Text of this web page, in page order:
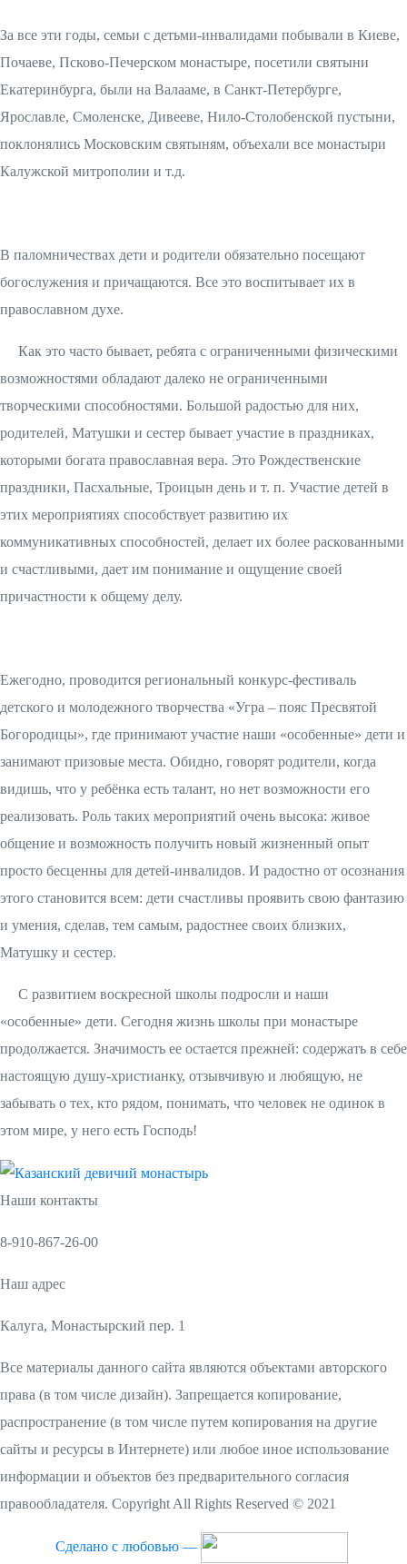
За все эти годы, семьи с детьми-инвалидами побывали в Киеве,
Почаеве, Псково-Печерском монастыре, посетили святыни
Екатеринбурга, были на Валааме, в Санкт-Петербурге,
Ярославле, Смоленске, Дивееве, Нило-Столобенской пустыни,
поклонялись Московским святыням, объехали все монастыри
Калужской митрополии и т.д.
В паломничествах дети и родители обязательно посещают
богослужения и причащаются. Все это воспитывает их в
православном духе.
Как это часто бывает, ребята с ограниченными физическими
возможностями обладают далеко не ограниченными
творческими способностями. Большой радостью для них,
родителей, Матушки и сестер бывает участие в праздниках,
которыми богата православная вера. Это Рождественские
праздники, Пасхальные, Троицын день и т. п. Участие детей в
этих мероприятиях способствует развитию их
коммуникативных способностей, делает их более раскованными
и счастливыми, дает им понимание и ощущение своей
причастности к общему делу.
Ежегодно, проводится региональный конкурс-фестиваль
детского и молодежного творчества «Угра – пояс Пресвятой
Богородицы», где принимают участие наши «особенные» дети и
занимают призовые места. Обидно, говорят родители, когда
видишь, что у ребёнка есть талант, но нет возможности его
реализовать. Роль таких мероприятий очень высока: живое
общение и возможность получить новый жизненный опыт
просто бесценны для детей-инвалидов. И радостно от осознания
этого становится всем: дети счастливы проявить свою фантазию
и умения, сделав, тем самым, радостнее своих близких,
Матушку и сестер.
С развитием воскресной школы подросли и наши
«особенные» дети. Сегодня жизнь школы при монастыре
продолжается. Значимость ее остается прежней: содержать в себе
настоящую душу-христианку, отзывчивую и любящую, не
забывать о тех, кто рядом, понимать, что человек не одинок в
этом мире, у него есть Господь!
Наши контакты
8-910-867-26-00
Наш адрес
Калуга, Монастырский пер. 1
Все материалы данного сайта являются объектами авторского
права (в том числе дизайн). Запрещается копирование,
распространение (в том числе путем копирования на другие
сайты и ресурсы в Интернете) или любое иное использование
информации и объектов без предварительного согласия
правообладателя. Copyright All Rights Reserved © 2021
Сделано с любовью —